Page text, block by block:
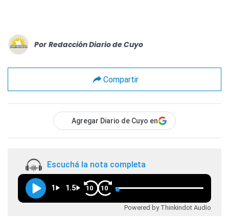
Por Redacción Diario de Cuyo
Compartir
Agregar Diario de Cuyo en
Escuchá la nota completa
1 1.5 10 10
Powered by Thinkindot Audio